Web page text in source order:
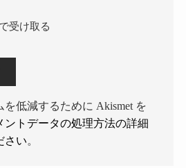
受け取る
低減するために Akismet を
ントデータの処理方法の詳細
さい。